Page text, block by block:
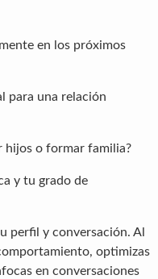
en los próximos
para una relación
hijos o formar familia?
y tu grado de
perfil y conversación. Al
optimizas
en conversaciones